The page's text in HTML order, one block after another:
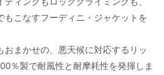
もこなすフーディニ・ジャケットを
おまかせの、悪天候に対応するリッ
％製で耐風性と耐摩耗性を発揮しま